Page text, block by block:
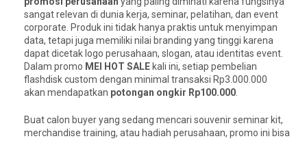
sangat relevan di dunia kerja, seminar, pelatihan, dan event
corporate. Produk ini tidak hanya praktis untuk menyimpan
data, tetapi juga memiliki nilai branding yang tinggi karena
dapat dicetak logo perusahaan, slogan, atau identitas event.
Dalam promo MEI HOT SALE kali ini, setiap pembelian
flashdisk custom dengan minimal transaksi Rp3.000.000
akan mendapatkan potongan ongkir Rp100.000
Buat calon buyer yang sedang mencari souvenir seminar kit,
merchandise training, atau hadiah perusahaan, promo ini bisa